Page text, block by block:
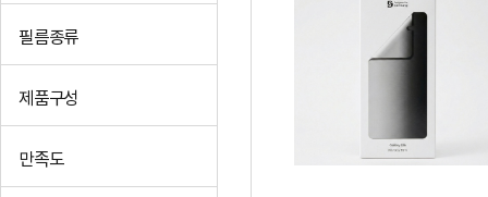
필름종류
제품구성
만족도